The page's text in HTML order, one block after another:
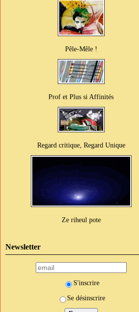
Pêle-Mêle !
Prof et Plus si Affinités
Regard critique, Regard Unique
Ze riheul pote
Newsletter
S'inscrire
Se désinscrire